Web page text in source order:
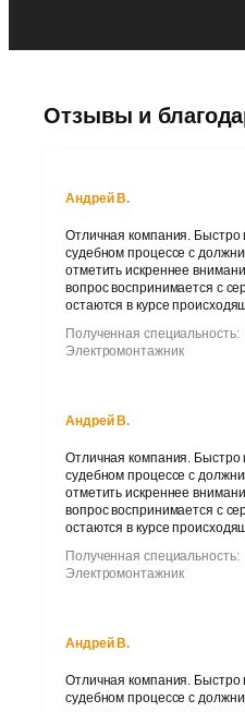
Отзывы и
Андрей В.
Отличная компания. Быстро
судебном процессе с
отметить искреннее
вопрос воспринимается с
остаются в курсе
Полученная специальность:
Электромонтажник
Андрей В.
Отличная компания. Быстро
судебном процессе с
отметить искреннее
вопрос воспринимается с
остаются в курсе
Полученная специальность:
Электромонтажник
Андрей В.
Отличная компания. Быстро
судебном процессе с